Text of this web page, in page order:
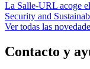
La Salle-URL acoge
Security and
Ver todas las
Contacto y